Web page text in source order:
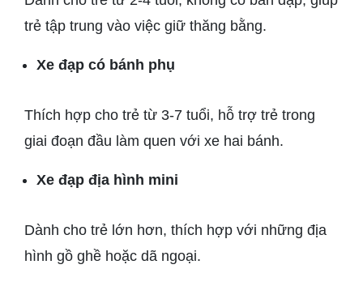
trẻ tập trung vào việc giữ thăng bằng.
Xe đạp có bánh phụ
Thích hợp cho trẻ từ 3-7 tuổi, hỗ trợ trẻ trong
giai đoạn đầu làm quen với xe hai bánh.
Xe đạp địa hình mini
Dành cho trẻ lớn hơn, thích hợp với những địa
hình gồ ghề hoặc dã ngoại.